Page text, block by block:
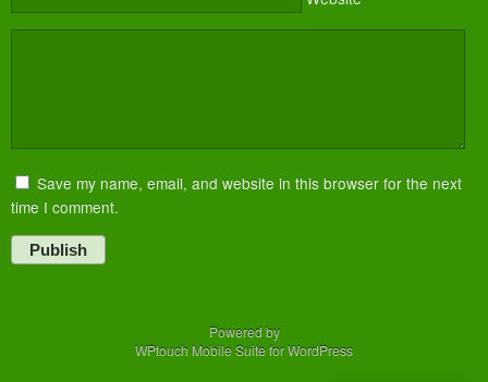
Save my name, email, and website in this browser for the next
time I comment.
Publish
Powered by
WPtouch Mobile Suite for WordPress